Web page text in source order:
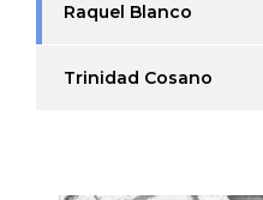
Raquel Blanco
Trinidad Cosano